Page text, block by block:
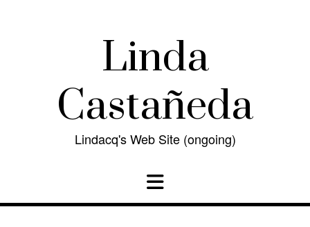
Linda
Castañeda
Lindacq's Web Site (ongoing)